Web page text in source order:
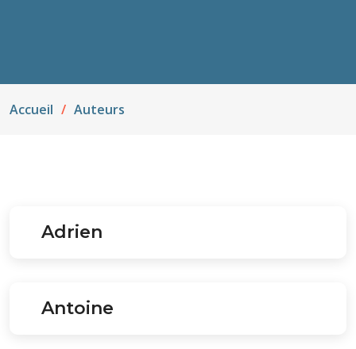
Accueil Auteurs
Adrien
Antoine